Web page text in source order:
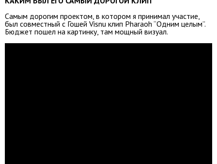
Самым дорогим проектом, в котором я принимал участие,
был совместный с Гошей Visnu клип Pharaoh “Одним целым”.
Бюджет пошел на картинку, там мощный визуал.